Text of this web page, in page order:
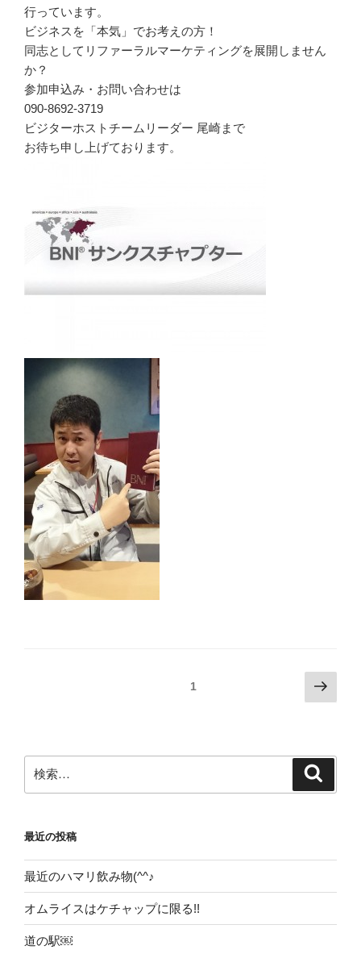
行っています。
ビジネスを「本気」でお考えの方！
同志としてリファーラルマーケティングを展開しません
か？
参加申込み・お問い合わせは
090-8692-3719
ビジターホストチームリーダー 尾崎まで
お待ち申し上げております。
ゲ
ー
ョ
ン
1
次
の
ジ
索:
最近の投稿
最近のハマリ飲み物(^^♪
オムライスはケチャップに限る!!
道の駅￼